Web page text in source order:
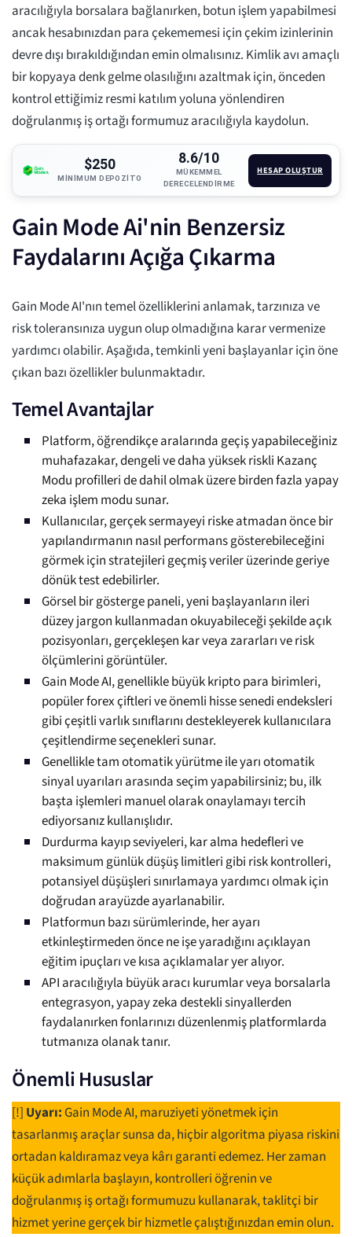
aracılığıyla borsalara bağlanırken, botun işlem yapabilmesi
ancak hesabınızdan para çekememesi için çekim izinlerinin
devre dışı bırakıldığından emin olmalısınız. Kimlik avı amaçlı
bir kopyaya denk gelme olasılığını azaltmak için, önceden
kontrol ettiğimiz resmi katılım yoluna yönlendiren
doğrulanmış iş ortağı formumuz aracılığıyla kaydolun.
$250
MINIMUM DEPOZITO
8.6/10
MÜKEMMEL
DERECELENDIRME
HESAP OLUŞTUR
Gain Mode Ai'nin Benzersiz
Faydalarını Açığa Çıkarma
Gain Mode AI'nın temel özelliklerini anlamak, tarzınıza ve
risk toleransınıza uygun olup olmadığına karar vermenize
yardımcı olabilir. Aşağıda, temkinli yeni başlayanlar için öne
çıkan bazı özellikler bulunmaktadır.
Temel Avantajlar
Platform, öğrendikçe aralarında geçiş yapabileceğiniz
muhafazakar, dengeli ve daha yüksek riskli Kazanç
Modu profilleri de dahil olmak üzere birden fazla yapay
zeka işlem modu sunar.
Kullanıcılar, gerçek sermayeyi riske atmadan önce bir
yapılandırmanın nasıl performans gösterebileceğini
görmek için stratejileri geçmiş veriler üzerinde geriye
dönük test edebilirler.
Görsel bir gösterge paneli, yeni başlayanların ileri
düzey jargon kullanmadan okuyabileceği şekilde açık
pozisyonları, gerçekleşen kar veya zararları ve risk
ölçümlerini görüntüler.
Gain Mode AI, genellikle büyük kripto para birimleri,
popüler forex çiftleri ve önemli hisse senedi endeksleri
gibi çeşitli varlık sınıflarını destekleyerek kullanıcılara
çeşitlendirme seçenekleri sunar.
Genellikle tam otomatik yürütme ile yarı otomatik
sinyal uyarıları arasında seçim yapabilirsiniz; bu, ilk
başta işlemleri manuel olarak onaylamayı tercih
ediyorsanız kullanışlıdır.
Durdurma kayıp seviyeleri, kar alma hedefleri ve
maksimum günlük düşüş limitleri gibi risk kontrolleri,
potansiyel düşüşleri sınırlamaya yardımcı olmak için
doğrudan arayüzde ayarlanabilir.
Platformun bazı sürümlerinde, her ayarı
etkinleştirmeden önce ne işe yaradığını açıklayan
eğitim ipuçları ve kısa açıklamalar yer alıyor.
API aracılığıyla büyük aracı kurumlar veya borsalarla
entegrasyon, yapay zeka destekli sinyallerden
faydalanırken fonlarınızı düzenlenmiş platformlarda
tutmanıza olanak tanır.
Önemli Hususlar
[!] Uyarı: Gain Mode AI, maruziyeti yönetmek için
tasarlanmış araçlar sunsa da, hiçbir algoritma piyasa riskini
ortadan kaldıramaz veya kârı garanti edemez. Her zaman
küçük adımlarla başlayın, kontrolleri öğrenin ve
doğrulanmış iş ortağı formumuzu kullanarak, taklitçi bir
hizmet yerine gerçek bir hizmetle çalıştığınızdan emin olun.